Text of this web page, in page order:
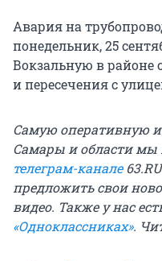
Авария на
понедельник, 25
Вокзальную в районе
и пересечения с
Самую оперативную
Самары и области
телеграм-канале
предложить свои
видео. Также у нас
«Одноклассниках».